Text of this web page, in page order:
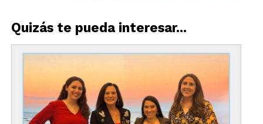
Entre la energía vibrante de Miami y la
magia de Orlando, existe un rincón de
Florida que late con un ritmo distinto. Un
destino donde el sol brilla 361 días al año,
el arte y la gastronomía se mezclan con la
naturaleza, y cada atardecer es una postal
dorada sobre el Golfo de México.
Quizás te pueda interesar...